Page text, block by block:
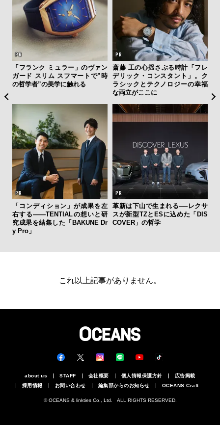
「フランク ミュラー」のヴァン
ガード スリム スフマートで”時
の哲学者”の美学に触れる
斎藤 工の心揺さぶる時計「フレ
デリック・コンスタント」。ク
ラシックとテクノロジーの幸福
な両立がここに
「コンディション」が成果を左
右する——TENTIALの想いと研
究成果を結集した「BAKUNE Dr
y Pro」
革新は下山で生まれる──レクサ
スが新型TZとESに込めた「DIS
COVER」の哲学
これ以上記事がありません。
about us STAFF 会社概要 個人情報保護方針
広告掲載
採用情報
お問い合わせ 編集部からのお知らせ OCEANS Craft
© OCEANS & linkties Co., Ltd. ALL RIGHTS RESERVED.